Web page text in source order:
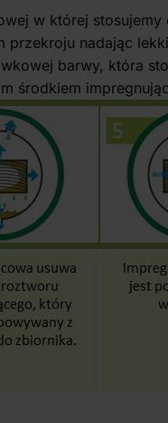
w której stosujemy
przekroju nadając
barwy, która
środkiem